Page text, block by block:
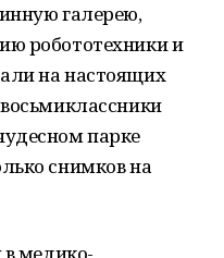
галерею,
робототехники и
на настоящих
парке
снимков на